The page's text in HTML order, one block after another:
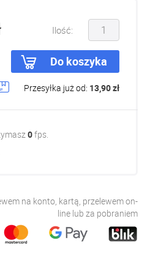
Ilość:
Do koszyka
Przesyłka już od: 13,90 zł
0fps.
na konto, kartą, przelewem on-
line lub za pobraniem